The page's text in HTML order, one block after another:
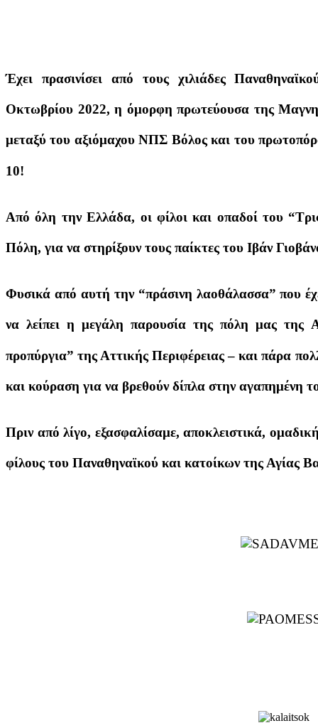
Έχει πρασινίσει από τους χιλιάδες
Οκτωβρίου 2022, η όμορφη πρωτεύουσα της
μεταξύ του αξιόμαχου ΝΠΣ Βόλος και του
10!
Από όλη την Ελλάδα, οι φίλοι και οπαδοί του
Πόλη, για να στηρίξουν τους παίκτες του Ιβάν
Φυσικά από αυτή την “πράσινη λαοθάλασσα” που
να λείπει η μεγάλη παρουσία της πόλη μας της
προπύργια” της Αττικής Περιφέρειας – και πάρα
και κούραση για να βρεθούν δίπλα στην αγαπημένη
Πριν από λίγο, εξασφαλίσαμε, αποκλειστικά,
φίλους του Παναθηναϊκού και κατοίκων της Αγίας